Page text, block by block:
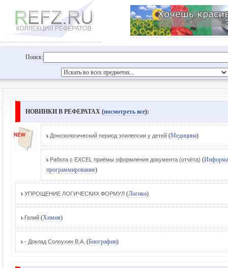
Поиск:
НОВИНКИ В РЕФЕРАТАХ (посмотреть все):
Донозологический период эпилепсии у детей (Медицина)
Работа с EXCEL приёмы оформления документа (отчёта) (
программирование)
УПРОЩЕНИЕ ЛОГИЧЕСКИХ ФОРМУЛ (Логика)
Гелий (Химия)
- Доклад Солоухин В.А. (Биографии)